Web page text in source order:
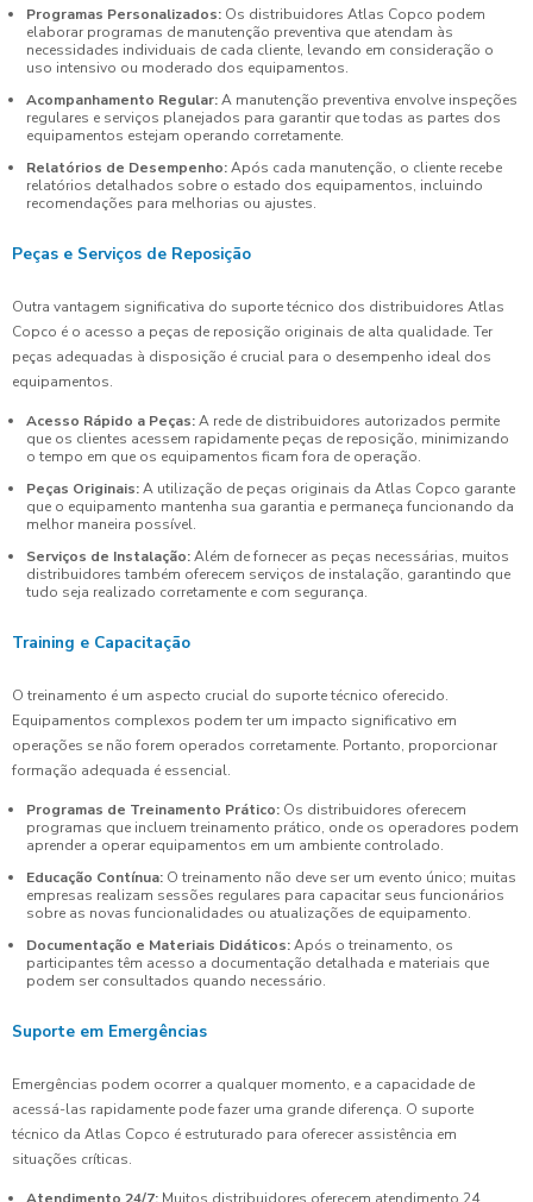
Programas Personalizados: Os distribuidores Atlas Copco podem
elaborar programas de manutenção preventiva que atendam às
necessidades individuais de cada cliente, levando em consideração o
uso intensivo ou moderado dos equipamentos.
Acompanhamento Regular:A manutenção preventiva envolve inspeções
regulares e serviços planejados para garantir que todas as partes dos
equipamentos estejam operando corretamente.
Relatórios de Desempenho:Após cada manutenção, o cliente recebe
relatórios detalhados sobre o estado dos equipamentos, incluindo
recomendações para melhorias ou ajustes.
Peças e Serviços de Reposição
Outra vantagem significativa do suporte técnico dos distribuidores Atlas
Copco é o acesso a peças de reposição originais de alta qualidade. Ter
peças adequadas à disposição é crucial para o desempenho ideal dos
equipamentos.
Acesso Rápido a Peças:A rede de distribuidores autorizados permite
que os clientes acessem rapidamente peças de reposição, minimizando
o tempo em que os equipamentos ficam fora de operação.
Peças Originais:A utilização de peças originais da Atlas Copco garante
que o equipamento mantenha sua garantia e permaneça funcionando da
melhor maneira possível.
Serviços de Instalação:Além de fornecer as peças necessárias, muitos
distribuidores também oferecem serviços de instalação, garantindo que
tudo seja realizado corretamente e com segurança.
Training e Capacitação
O treinamento é um aspecto crucial do suporte técnico oferecido.
Equipamentos complexos podem ter um impacto significativo em
operações se não forem operados corretamente. Portanto, proporcionar
formação adequada é essencial.
Programas de Treinamento Prático: Os distribuidores oferecem
programas que incluem treinamento prático, onde os operadores podem
aprender a operar equipamentos em um ambiente controlado.
Educação Contínua: O treinamento não deve ser um evento único; muitas
empresas realizam sessões regulares para capacitar seus funcionários
sobre as novas funcionalidades ou atualizações de equipamento.
Documentação e Materiais Didáticos:Após o treinamento, os
participantes têm acesso a documentação detalhada e materiais que
podem ser consultados quando necessário.
Suporte em Emergências
Emergências podem ocorrer a qualquer momento, e a capacidade de
acessá-las rapidamente pode fazer uma grande diferença. O suporte
técnico da Atlas Copco é estruturado para oferecer assistência em
situações críticas.